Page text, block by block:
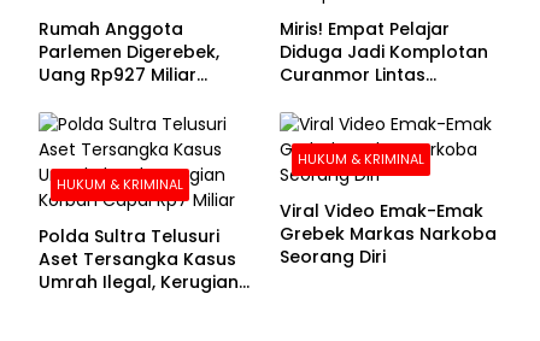
Rumah Anggota
Parlemen Digerebek,
Uang Rp927 Miliar
Miris! Empat Pelajar
Diduga Jadi Komplotan
Curanmor Lintas
HUKUM & KRIMINAL
Polda Sultra Telusuri
Aset Tersangka Kasus
Umrah Ilegal, Kerugian
HUKUM & KRIMINAL
Viral Video Emak-Emak
Grebek Markas Narkoba
Seorang Diri